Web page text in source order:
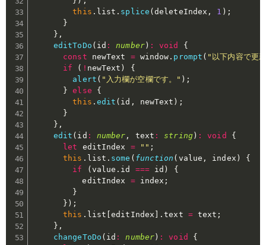
this . list . splice (deleteIndex , 1 ) ;
}
} ,
editToDo ( id : number) : void
{
const newText = window . prompt ( "以下内容で更
if
( ! newText )
{
alert ( "入力欄が空欄です。" ) ;
}
else
{
this . edit ( id , newText ) ;
}
} ,
edit ( id : number , text : string) : void
{
let editIndex = "" ;
this . list . some ( function ( value , index )
{
if
( value . id === id )
{
          editIndex
= index ;
}
} ) ;
this . list [editIndex .text = text ;
} ,
changeToDo ( id : number ) : void
{